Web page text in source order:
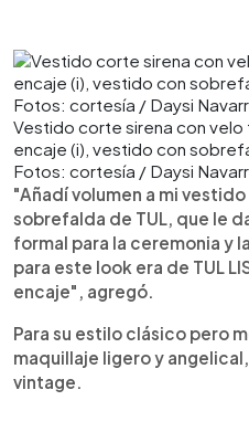
Vestido corte sirena con velo
encaje (i), vestido con
Fotos: cortesía / Daysi
"Añadí volumen a mi
sobrefalda de TUL, que le
formal para la ceremonia y
para este look era de TUL
encaje", agregó.
Para su estilo clásico pero
maquillaje ligero y
vintage.